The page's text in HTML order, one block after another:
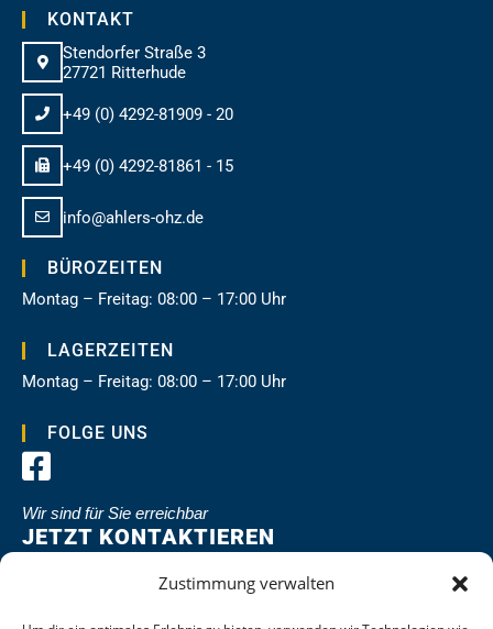
Zustimmung verwalten
KONTAKT
Stendorfer Straße 3
27721 Ritterhude
+49 (0) 4292-81909 - 20
+49 (0) 4292-81861 - 15
info@ahlers-ohz.de
BÜROZEITEN
Montag – Freitag: 08:00 – 17:00 Uhr
LAGERZEITEN
Montag – Freitag: 08:00 – 17:00 Uhr
FOLGE UNS
Wir sind für Sie erreichbar
JETZT KONTAKTIEREN